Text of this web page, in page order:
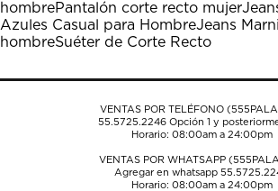
abrirá
el
formulario
envío.
abrirá
el
formulario
envío.
abrirá
el
formulario
envío.
abrirá
el
formulario
envío.
abrirá
el
formulario
envío.
hombrePantalón corte recto mujer
Azules Casual para HombreJeans
hombreSuéter de Corte Recto
VENTAS POR TELÉFONO
55.5725.2246Opción 1 y
Horario: 08:00am a 24:00pm
VENTAS POR WHATSAPP
Agregar en whatsapp
Horario: 08:00am a 24:00pm